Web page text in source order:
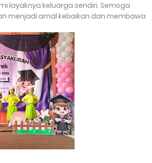
layaknya keluarga sendiri. Semoga
menjadi amal kebaikan dan membawa